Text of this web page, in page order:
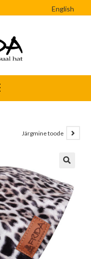
English
Järgmine toode